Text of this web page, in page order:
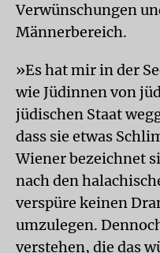
Verwünschungen
Männerbereich.
»Es hat mir in der
wie Jüdinnen von
jüdischen Staat
dass sie etwas
Wiener bezeichnet
nach den
verspüre keinen
umzulegen.
verstehen, die das